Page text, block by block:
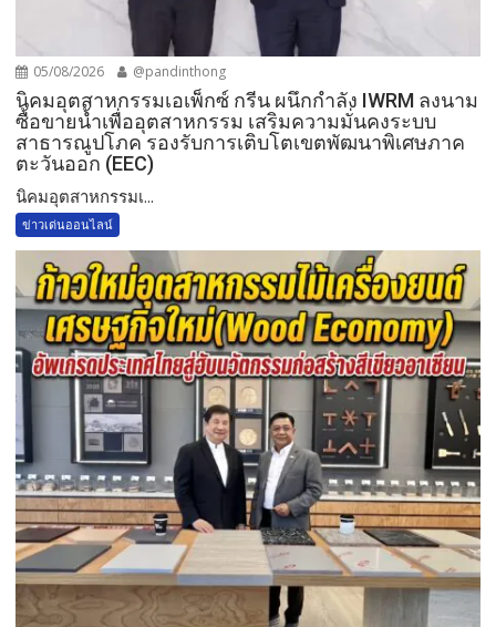
05/08/2026 @pandinthong
​นิคมอุตสาหกรรมเอเพ็กซ์ กรีน ผนึกกำลัง IWRM ลงนาม
ซื้อขายน้ำเพื่ออุตสาหกรรม เสริมความมั่นคงระบบ
สาธารณูปโภค รองรับการเติบโตเขตพัฒนาพิเศษภาค
ตะวันออก (EEC)
​นิคมอุตสาหกรรมเ...
ข่าวเด่นออนไลน์